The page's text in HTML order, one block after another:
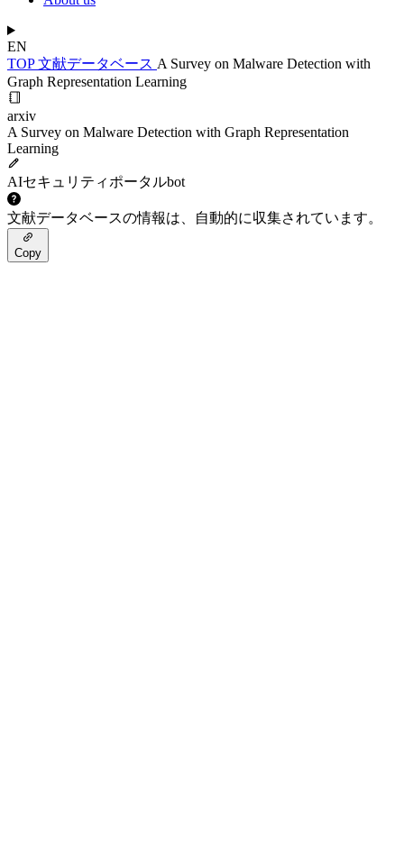
EN
TOP文献データベース A Survey on Malware Detection with
Graph Representation Learning
arxiv
A Survey on Malware Detection with Graph Representation
Learning
AIセキュリティポータルbot
文献データベースの情報は、自動的に収集されています。
Copy